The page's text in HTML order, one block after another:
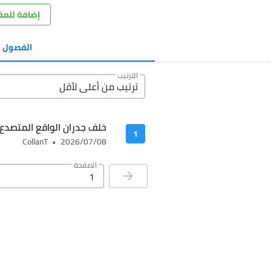
إضافة
الفصول
الترتيب
ترتيب من أعلى ﻷقل
1 خلف جدران الواقع المتصدع
2026/07/08
•
CollanT
الصفحة
1